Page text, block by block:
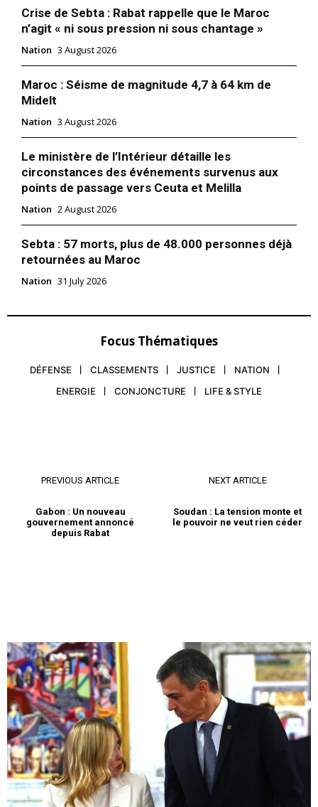
Crise de Sebta : Rabat rappelle que le Maroc
n’agit « ni sous pression ni sous chantage »
Nation 3 August 2026
Maroc : Séisme de magnitude 4,7 à 64 km de
Midelt
Nation 3 August 2026
Le ministère de l’Intérieur détaille les
circonstances des événements survenus aux
points de passage vers Ceuta et Melilla
Nation 2 August 2026
Sebta : 57 morts, plus de 48.000 personnes déjà
retournées au Maroc
Nation 31 July 2026
Focus Thématiques
DÉFENSE CLASSEMENTS JUSTICE
NATION
ENERGIE
CONJONCTURE LIFE & STYLE
PREVIOUS ARTICLE
Gabon : Un nouveau
gouvernement annoncé
depuis Rabat
NEXT ARTICLE
Soudan : La tension monte et
le pouvoir ne veut rien céder